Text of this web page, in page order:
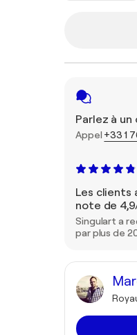
Parlez à
Appel +33 1
Les clients
note de
Singulart a
par plus de